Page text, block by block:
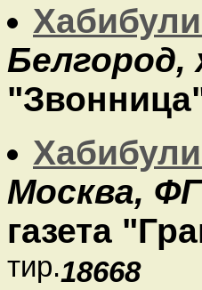
Белгород,
Москва,
газета
тир.18668